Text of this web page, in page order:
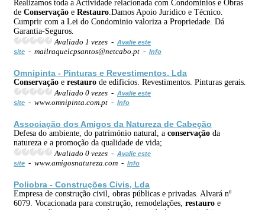
Realizamos toda a Actividade relacionada com Condominios e Obras
de Conservação e Restauro .Damos Apoio Juridico e Técnico.
Cumprir com a Lei do Condominio valoriza a Propriedade. Dá
Garantia-Seguros.
Avaliado 1 vezes - Avalie este
site - mailraquelcpsantos@netcabo.pt - Info
Omnipinta - Pinturas e Revestimentos, Lda
Conservação e restauro de edificios. Revestimentos. Pinturas gerais.
Avaliado 0 vezes - Avalie este
site - www.omnipinta.com.pt - Info
Associação dos Amigos da Natureza de Cabeção
Defesa do ambiente, do património natural, a conservação da
natureza e a promoção da qualidade de vida;
Avaliado 0 vezes - Avalie este
site - www.amigosnatureza.com - Info
Poliobra - Construções Civis, Lda
Empresa de construção civil, obras públicas e privadas. Alvará nº
6079. Vocacionada para construção, remodelações, restauro e